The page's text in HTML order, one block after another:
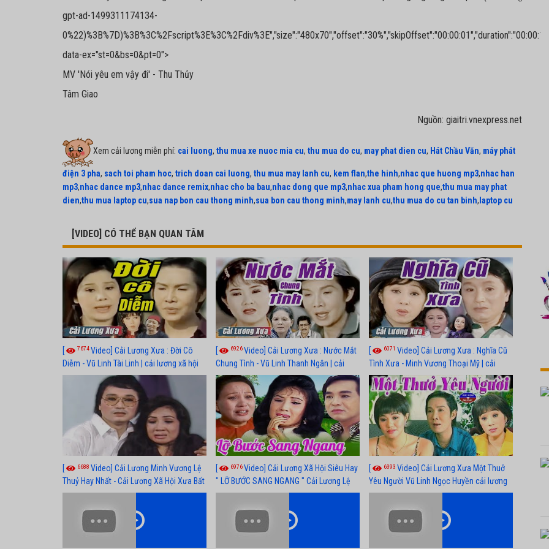
gpt-ad-1499311174134-
data-ex="st=0&bs=0&pt=0">
MV 'Nói yêu em vậy đi' - Thu Thủy
Tâm Giao
Nguồn: giaitri.vnexpress.net
Xem cải lương miễn phí: cai luong, thu mua xe nuoc mia cu, thu mua do cu, may phat dien cu, Hát Chầu Văn, máy phát
điện 3 pha, sach toi pham hoc, trich doan cai luong, thu mua may lanh cu, kem flan,the hinh,nhac que huong mp3,nhac han
mp3,nhac dance mp3,nhac dance remix,nhac cho ba bau,nhac dong que mp3,nhac xua pham hong que,thu mua may phat
dien,thu mua laptop cu,sua nap bon cau thong minh,sua bon cau thong minh,may lanh cu,thu mua do cu tan binh, laptop cu
[VIDEO] CÓ THỂ BẠN QUAN TÂM
[ 7674Video] Cải Lương Xưa : Đời Cô
Diễm - Vũ Linh Tài Linh | cải lương xã hội
hay nhất
[ 6926Video] Cải Lương Xưa : Nước Mắt
Chung Tình - Vũ Linh Thanh Ngân | cải
lương xã hội hay nhất
[ 6071 Video] Cải Lương Xưa : Nghĩa Cũ
Tình Xưa - Minh Vương Thoại Mỹ | cải
lương xã hội hay nhất
[ 6688 Video] Cải Lương Minh Vương Lệ
Thuỷ Hay Nhất - Cải Lương Xã Hội Xưa Bất
Hủ
[ 6976Video] Cải Lương Xã Hội Siêu Hay
" LỠ BƯỚC SANG NGANG " Cải Lương Lệ
Thuỷ, Thanh Tuấn, Hồng Nga
[ 6393 Video] Cải Lương Xưa Một Thuở
Yêu Người Vũ Linh Ngọc Huyền cải lương
xã hội hay nhất